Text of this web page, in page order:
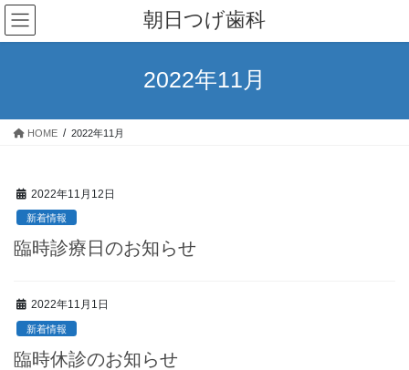
コ
ン
テ
ス
ナ
ビ
ゲ
ン
朝日つげ歯科
2022年11月
HOME 2022年11月
2022年11月12日
新着情報
臨時診療日のお知らせ
2022年11月1日
新着情報
臨時休診のお知らせ